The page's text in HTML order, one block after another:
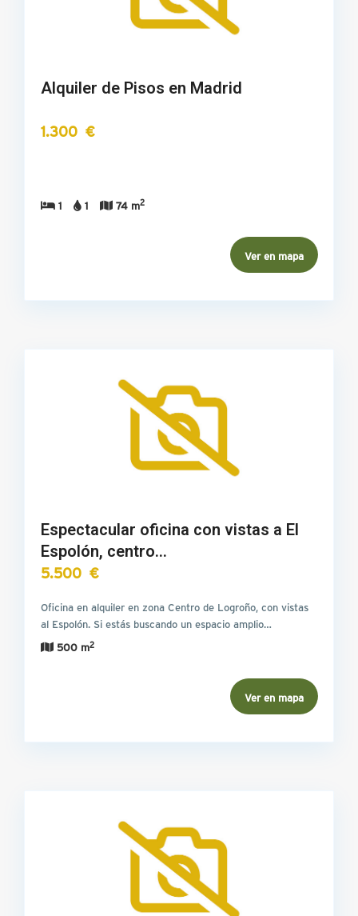
Alquiler de Pisos en Madrid
1.300 €
1 1 74 m2
Ver en mapa
Espectacular oficina con vistas a El
Espolón, centro…
5.500 €
Oficina en alquiler en zona Centro de Logroño, con vistas
al Espolón. Si estás buscando un espacio amplio…
500 m2
Ver en mapa